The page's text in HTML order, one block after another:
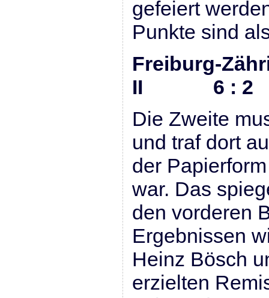
gefeiert
Punkte sind
Freiburg-
II 6 : 2
Die Zweite
und traf dort
der
war. Das
den vorderen
Ergebnissen
Heinz Bösch
erzielten